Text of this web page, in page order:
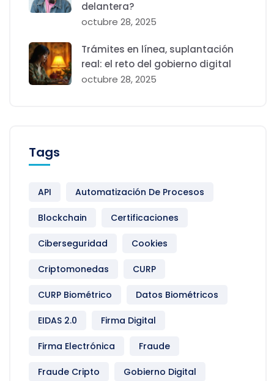
delantera?
octubre 28, 2025
Trámites en línea, suplantación
real: el reto del gobierno digital
octubre 28, 2025
Tags
API Automatización De Procesos
Blockchain Certificaciones
Ciberseguridad Cookies
Criptomonedas CURP
CURP Biométrico Datos Biométricos
EIDAS 2.0 Firma Digital
Firma Electrónica Fraude
Fraude Cripto Gobierno Digital